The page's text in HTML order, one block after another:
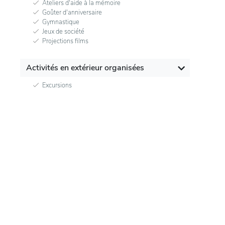
Ateliers d'aide à la mémoire
Goûter d'anniversaire
Gymnastique
Jeux de société
Projections films
Activités en extérieur organisées
Excursions